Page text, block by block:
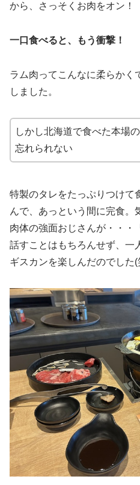
から、さっそくお肉をオン！
一口食べると、もう衝撃！
ラム肉ってこんなに柔らかく
しました。
しかし北海道で食べた本場
忘れられない
特製のタレをたっぷりつけて
んで、あっという間に完食。
肉体の強面おじさんが・・・
話すことはもちろんせず、一
ギスカンを楽しんだのでした(